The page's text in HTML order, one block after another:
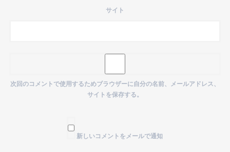
サイト
次回のコメントで使用するためブラウザーに自分の名前、メールアドレス、
サイトを保存する。
新しいコメントをメールで通知